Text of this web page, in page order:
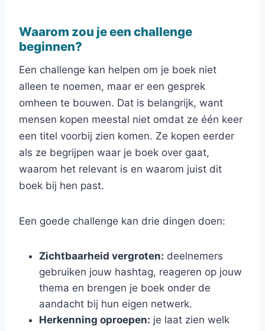
Waarom zou je een challenge
beginnen?
Een challenge kan helpen om je boek niet
alleen te noemen, maar er een gesprek
omheen te bouwen. Dat is belangrijk, want
mensen kopen meestal niet omdat ze één keer
een titel voorbij zien komen. Ze kopen eerder
als ze begrijpen waar je boek over gaat,
waarom het relevant is en waarom juist dit
boek bij hen past.
Een goede challenge kan drie dingen doen:
Zichtbaarheid vergroten: deelnemers
gebruiken jouw hashtag, reageren op jouw
thema en brengen je boek onder de
aandacht bij hun eigen netwerk.
Herkenning oproepen: je laat zien welk